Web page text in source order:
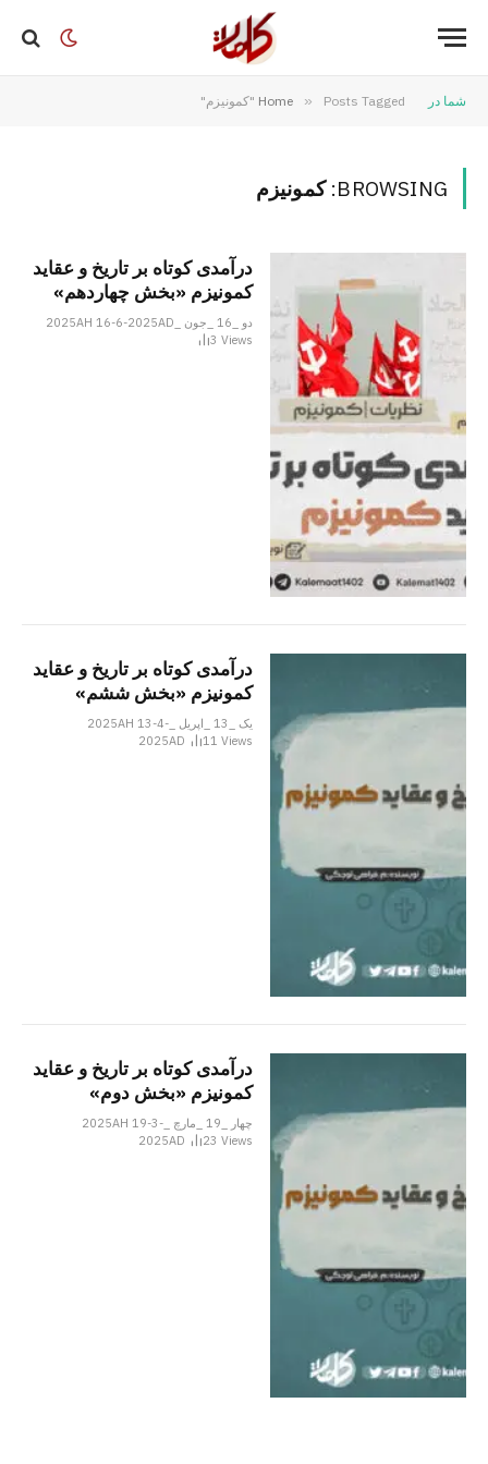
شما در Home » Posts Tagged "کمونیزم"
BROWSING: کمونیزم
درآمدی کوتاه بر تاریخ و عقاید
کمونیزم «بخش چهاردهم»
دو _16 _جون _2025AH 16-6-2025AD
3Views
درآمدی کوتاه بر تاریخ و عقاید
کمونیزم «بخش ششم»
یک _13 _اپریل _2025AH 13-4-
2025AD
11Views
درآمدی کوتاه بر تاریخ و عقاید
کمونیزم «بخش دوم»
چهار _19 _مارچ _2025AH 19-3-
2025AD
23Views